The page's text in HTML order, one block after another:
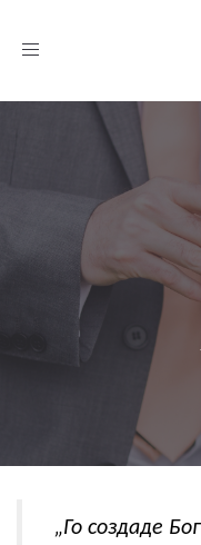
Toggle
„Го создаде